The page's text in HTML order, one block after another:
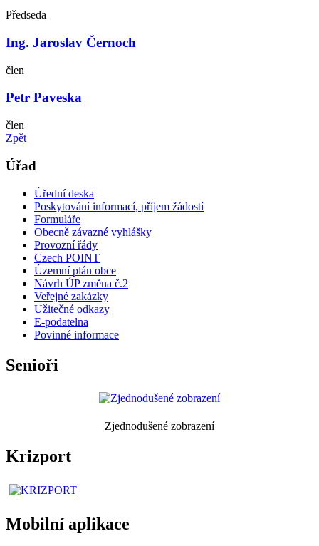
Předseda
Ing. Jaroslav Černoch
člen
Petr Paveska
člen
Zpět
Úřad
Úřední deska
Poskytování informací, příjem žádostí
Formuláře
Obecně závazné vyhlášky
Provozní řády
Czech POINT
Územní plán obce
Návrh ÚP změna č.2
Veřejné zakázky
Užitečné odkazy
E-podatelna
Povinné informace
Senioři
Zjednodušené zobrazení
Krizport
Mobilní aplikace